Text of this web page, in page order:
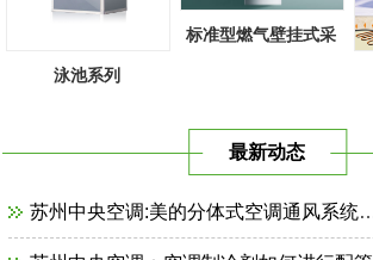
泳池系列
标准型燃气壁挂式采
最新动态
苏州中央空调:美的分体式空调通风系统故障检修